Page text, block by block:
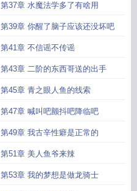
第37章 水魔法学多了有啥用
第39章 你醒了脑子应该还没坏吧
第41章 不信谣不传谣
第43章 二阶的东西哥送的出手
第45章 青之眼人鱼的线索
第47章 喊叫吧颤抖吧降临吧
第49章 我古辛性癖是正常的
第51章 美人鱼爷来辣
第53章 我的梦想是做龙骑士